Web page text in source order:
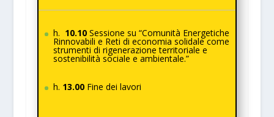
h. 10.10Sessione su “Comunità Energetiche
Rinnovabili e Reti di economia solidale come
strumenti di rigenerazione territoriale e
sostenibilità sociale e ambientale.”
h. 13.00Fine dei lavori